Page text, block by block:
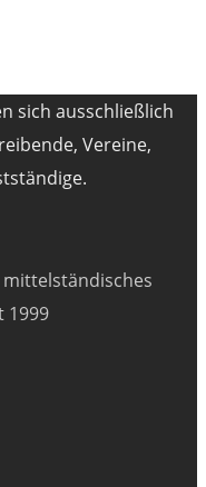
sich ausschließlich
Vereine,
1999